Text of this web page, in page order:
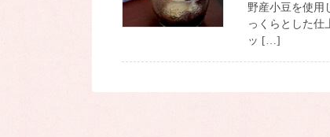
野産小豆を使用
っくらとした仕
ッ […]